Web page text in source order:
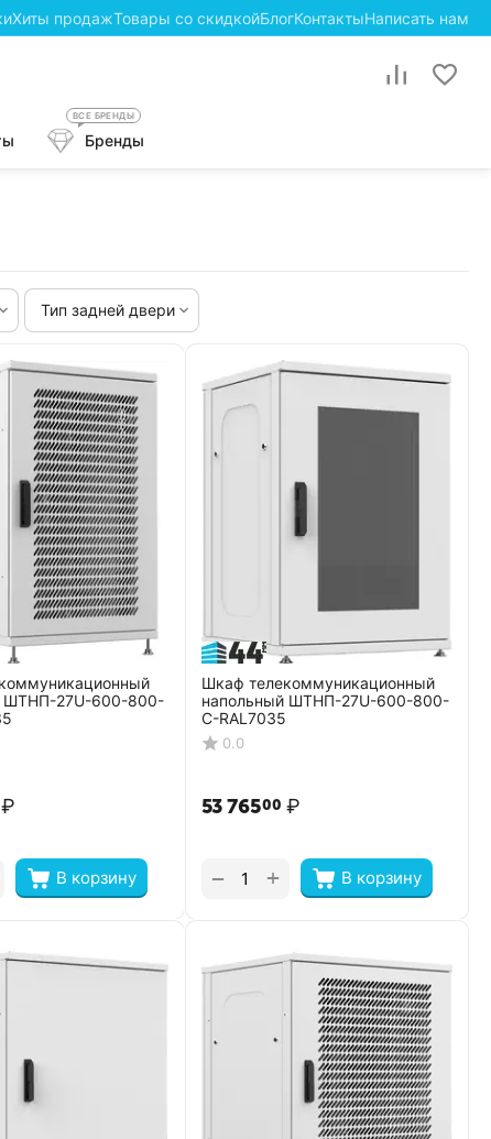
Хиты продажТовары со скидкойБлогКонтактыНаписать нам
Бренды
ВСЕ БРЕНДЫ
Тип задней двери
ШТНП-27U-600-800-
₽
В корзину
Шкаф телекоммуникационный
напольный ШТНП-27U-600-800-
С-RAL7035
0.0
53 76500 ₽
В корзину
+
−